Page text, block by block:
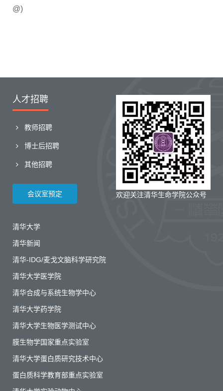
@)
欢迎关注清华生命学院公众号
人才招聘
教师招聘
博士后招聘
其他招聘
会议室预定
清华大学
清华新闻
清华-IDG/麦戈文脑科学研究院
清华大学医学院
清华合成与系统生物学中心
清华大学药学院
清华大学生物医学测试中心
膜生物学国家重点实验室
清华大学蛋白质研究技术中心
蛋白质科学教育部重点实验室